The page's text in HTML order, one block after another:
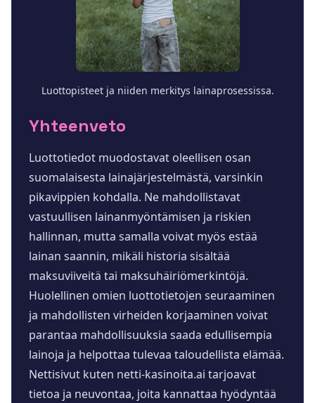
Luottopisteet ja niiden merkitys lainaprosessissa.
Yhteenveto
Luottotiedot muodostavat oleellisen osan
suomalaisesta lainajärjestelmästä, varsinkin
pikavippien kohdalla. Ne mahdollistavat
vastuullisen lainanmyöntämisen ja riskien
hallinnan, mutta samalla voivat myös estää
lainan saannin, mikäli historia sisältää
maksuviiveitä tai maksuhäiriömerkintöjä.
Huolellinen omien luottotietojen seuraaminen
ja mahdollisten virheiden korjaaminen voivat
parantaa mahdollisuuksia saada edullisempia
lainoja ja helpottaa tulevaa taloudellista elämää.
Nettisivut kuten netti-kasinoita.ai tarjoavat
tietoa ja neuvontaa, joita kannattaa hyödyntää